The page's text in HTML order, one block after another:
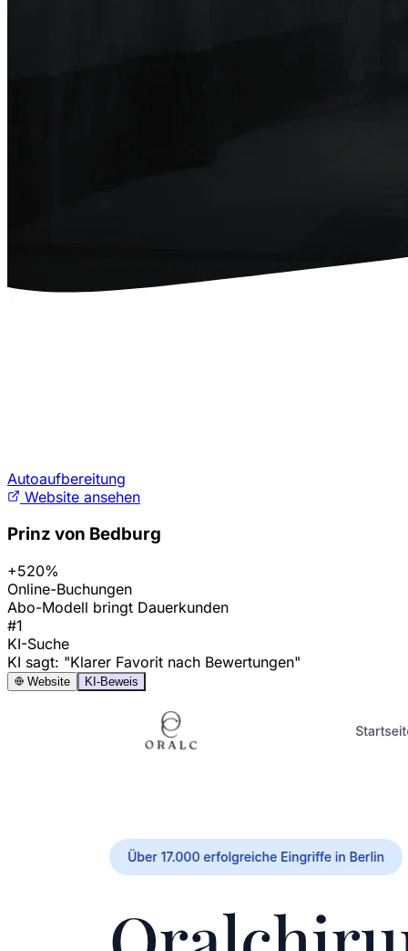
Autoaufbereitung
Website ansehen
Prinz von Bedburg
+520%
Online-Buchungen
Abo-Modell bringt Dauerkunden
#1
KI-Suche
KI sagt: "Klarer Favorit nach Bewertungen"
Website KI-Beweis